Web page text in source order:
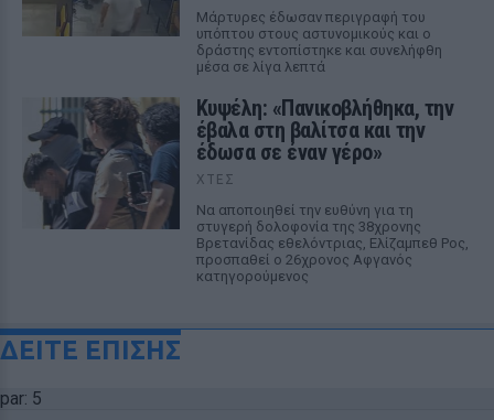
Μάρτυρες έδωσαν περιγραφή του
υπόπτου στους αστυνομικούς και ο
δράστης εντοπίστηκε και συνελήφθη
μέσα σε λίγα λεπτά
Κυψέλη: «Πανικοβλήθηκα, την
έβαλα στη βαλίτσα και την
έδωσα σε έναν γέρο»
ΧΤΕΣ
Να αποποιηθεί την ευθύνη για τη
στυγερή δολοφονία της 38χρονης
Βρετανίδας εθελόντριας, Ελίζαμπεθ Ρος,
προσπαθεί ο 26χρονος Αφγανός
κατηγορούμενος
ΔΕΙΤΕ ΕΠΙΣΗΣ
par: 5